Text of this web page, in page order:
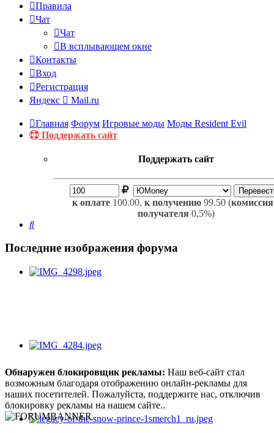
Правила
Чат
Чат
В всплывающем окне
Контакты
Вход
Регистрация
Яндекс
Mail.ru
Главная Форум Игровые моды Моды Resident Evil
Поддержать сайт
Поддержать сайт
к оплате 100.00, к получению 99.50 (
получателя 0,5%)
Поиск
Последние изображения форума
Обнаружен блокировщик рекламы: Наш веб-сайт стал
возможным благодаря отображению онлайн-рекламы для
наших посетителей. Пожалуйста, поддержите нас, отключив
блокировку рекламы на нашем сайте..